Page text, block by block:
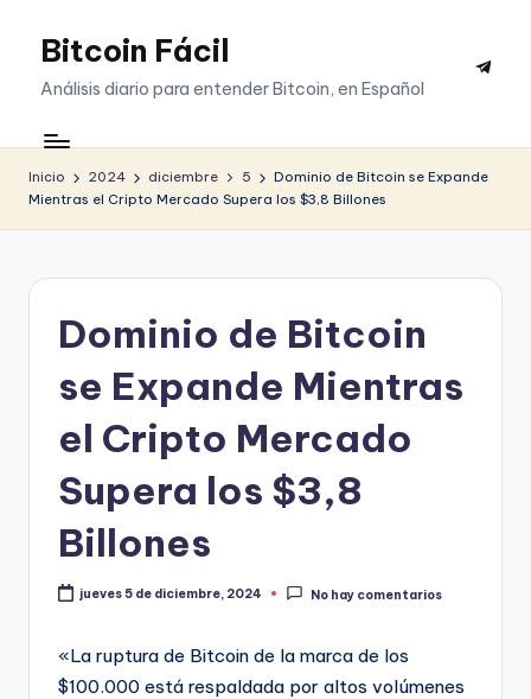
SaltarBitcoin Fácil
Análisis diario para entender Bitcoin, en Español
Inicio 2024 diciembre 5
Dominio de Bitcoin se Expande
Mientras el Cripto Mercado Supera los $3,8 Billones
Dominio de Bitcoin
se Expande Mientras
el Cripto Mercado
Supera los $3,8
Billones
jueves 5 de diciembre, 2024 No hay comentarios
«La ruptura de Bitcoin de la marca de los
$100.000 está respaldada por altos volúmenes